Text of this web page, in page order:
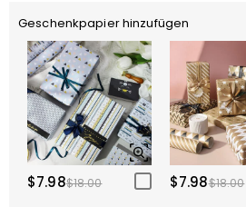
Geschenkpapier hinzufügen
$7.98$18.00 $7.98$18.00